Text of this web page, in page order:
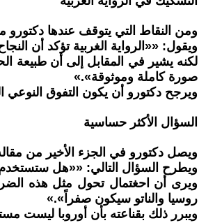
ومن النقاط التي يتوقف عندها دكتورو
ويقول: ««الرواية الغربية تؤكد أن
لكنه يشير في المقابل إلى أن طبيعة
صورة كاملة وموثوقة».»
ويرجح دكتورو أن يكون التفوق
السؤال الأكثر حساسية
ويصل دكتورو في الجزء الأخير من
ويطرح السؤال التالي: ««هل ستستخدم
ويرى أن احغتمال تحول مثل هذه
روسيا والناتو سيكون صفراً».»
ويبرر ذلك بقناعته بأن أوروبا ليست